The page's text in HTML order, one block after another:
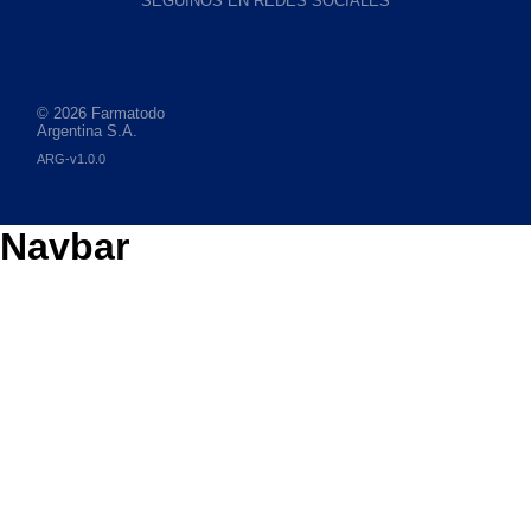
© 2026 Farmatodo
Argentina S.A.
ARG-v1.0.0
Navbar